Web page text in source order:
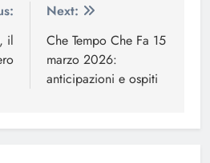
il
Next:
Che Tempo Che Fa 15
marzo 2026:
anticipazioni e ospiti